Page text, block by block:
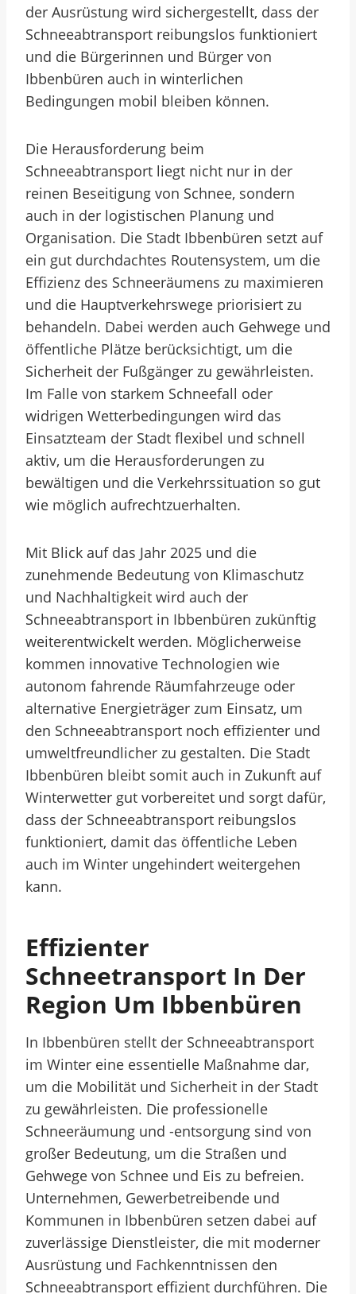
der Ausrüstung wird sichergestellt, dass der
Schneeabtransport reibungslos funktioniert
und die Bürgerinnen und Bürger von
Ibbenbüren auch in winterlichen
Bedingungen mobil bleiben können.
Die Herausforderung beim
Schneeabtransport liegt nicht nur in der
reinen Beseitigung von Schnee, sondern
auch in der logistischen Planung und
Organisation. Die Stadt Ibbenbüren setzt auf
ein gut durchdachtes Routensystem, um die
Effizienz des Schneeräumens zu maximieren
und die Hauptverkehrswege priorisiert zu
behandeln. Dabei werden auch Gehwege und
öffentliche Plätze berücksichtigt, um die
Sicherheit der Fußgänger zu gewährleisten.
Im Falle von starkem Schneefall oder
widrigen Wetterbedingungen wird das
Einsatzteam der Stadt flexibel und schnell
aktiv, um die Herausforderungen zu
bewältigen und die Verkehrssituation so gut
wie möglich aufrechtzuerhalten.
Mit Blick auf das Jahr 2025 und die
zunehmende Bedeutung von Klimaschutz
und Nachhaltigkeit wird auch der
Schneeabtransport in Ibbenbüren zukünftig
weiterentwickelt werden. Möglicherweise
kommen innovative Technologien wie
autonom fahrende Räumfahrzeuge oder
alternative Energieträger zum Einsatz, um
den Schneeabtransport noch effizienter und
umweltfreundlicher zu gestalten. Die Stadt
Ibbenbüren bleibt somit auch in Zukunft auf
Winterwetter gut vorbereitet und sorgt dafür,
dass der Schneeabtransport reibungslos
funktioniert, damit das öffentliche Leben
auch im Winter ungehindert weitergehen
kann.
Effizienter
Schneetransport In Der
Region Um Ibbenbüren
In Ibbenbüren stellt der Schneeabtransport
im Winter eine essentielle Maßnahme dar,
um die Mobilität und Sicherheit in der Stadt
zu gewährleisten. Die professionelle
Schneeräumung und -entsorgung sind von
großer Bedeutung, um die Straßen und
Gehwege von Schnee und Eis zu befreien.
Unternehmen, Gewerbetreibende und
Kommunen in Ibbenbüren setzen dabei auf
zuverlässige Dienstleister, die mit moderner
Ausrüstung und Fachkenntnissen den
Schneeabtransport effizient durchführen. Die